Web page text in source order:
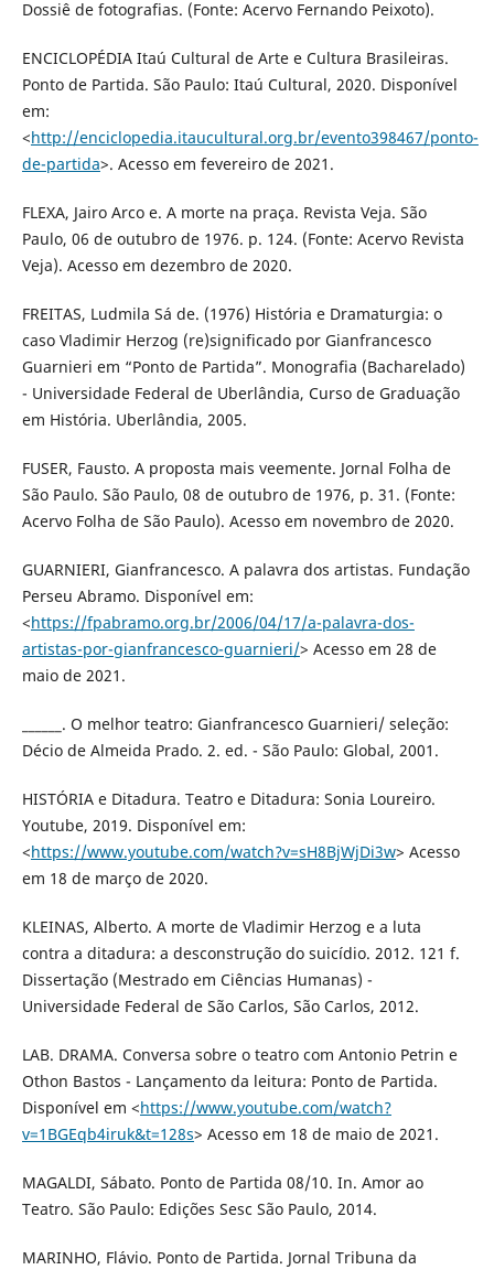
Dossiê de fotografias. (Fonte: Acervo Fernando Peixoto).
ENCICLOPÉDIA Itaú Cultural de Arte e Cultura Brasileiras.
Ponto de Partida. São Paulo: Itaú Cultural, 2020. Disponível
em:
<http://enciclopedia.itaucultural.org.br/evento398467/ponto-
de-partida>. Acesso em fevereiro de 2021.
FLEXA, Jairo Arco e. A morte na praça. Revista Veja. São
Paulo, 06 de outubro de 1976. p. 124. (Fonte: Acervo Revista
Veja). Acesso em dezembro de 2020.
FREITAS, Ludmila Sá de. (1976) História e Dramaturgia: o
caso Vladimir Herzog (re)significado por Gianfrancesco
Guarnieri em “Ponto de Partida”. Monografia (Bacharelado)
- Universidade Federal de Uberlândia, Curso de Graduação
em História. Uberlândia, 2005.
FUSER, Fausto. A proposta mais veemente. Jornal Folha de
São Paulo. São Paulo, 08 de outubro de 1976, p. 31. (Fonte:
Acervo Folha de São Paulo). Acesso em novembro de 2020.
GUARNIERI, Gianfrancesco. A palavra dos artistas. Fundação
Perseu Abramo. Disponível em:
<https://fpabramo.org.br/2006/04/17/a-palavra-dos-
artistas-por-gianfrancesco-guarnieri/> Acesso em 28 de
maio de 2021.
______. O melhor teatro: Gianfrancesco Guarnieri/ seleção:
Décio de Almeida Prado. 2. ed. - São Paulo: Global, 2001.
HISTÓRIA e Ditadura. Teatro e Ditadura: Sonia Loureiro.
Youtube, 2019. Disponível em:
<https://www.youtube.com/watch?v=sH8BjWjDi3w> Acesso
em 18 de março de 2020.
KLEINAS, Alberto. A morte de Vladimir Herzog e a luta
contra a ditadura: a desconstrução do suicídio. 2012. 121 f.
Dissertação (Mestrado em Ciências Humanas) -
Universidade Federal de São Carlos, São Carlos, 2012.
LAB. DRAMA. Conversa sobre o teatro com Antonio Petrin e
Othon Bastos - Lançamento da leitura: Ponto de Partida.
Disponível em <https://www.youtube.com/watch?
v=1BGEqb4iruk&t=128s> Acesso em 18 de maio de 2021.
MAGALDI, Sábato. Ponto de Partida 08/10. In. Amor ao
Teatro. São Paulo: Edições Sesc São Paulo, 2014.
MARINHO, Flávio. Ponto de Partida. Jornal Tribuna da